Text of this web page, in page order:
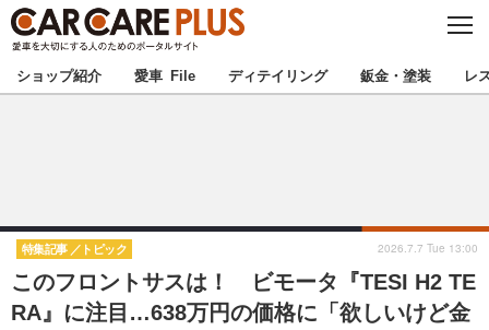
C
S
E
★カーケアプラス認定★ 厳選プロショップを地域から探す
甲信越 北陸
東海 関西
ショップ紹介 愛車 File ディテイリング 鈑金・塗装 レ
このフロントサスは！ ビモータ『TESI H2 TE
RA』に注目…638万円の価格に「欲しいけど金
特集記事 トピック 2026.7.7 Tue 13:00